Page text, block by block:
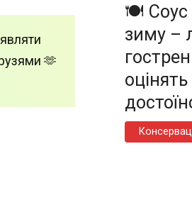
🫶
🍽️ Соус
зиму –